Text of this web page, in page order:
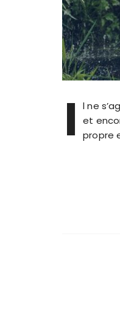
I
l ne
et
propre